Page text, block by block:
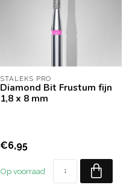
STALEKS PRO
Diamond Bit Frustum fijn
1,8 x 8 mm
€6,95
Op voorraad